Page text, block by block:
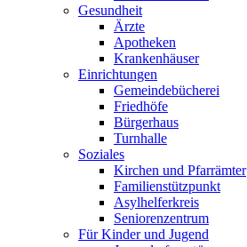
Gesundheit
Ärzte
Apotheken
Krankenhäuser
Einrichtungen
Gemeindebücherei
Friedhöfe
Bürgerhaus
Turnhalle
Soziales
Kirchen und Pfarrämter
Familienstützpunkt
Asylhelferkreis
Seniorenzentrum
Für Kinder und Jugend